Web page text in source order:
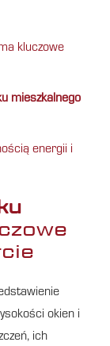
kluczowe
mieszkalnego
energii i
okien i
ich